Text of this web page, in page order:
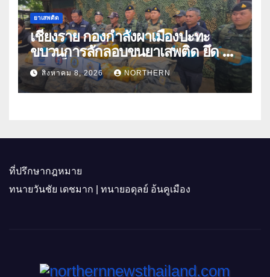
ยาเสพติด
เชียงราย กองกำลังผาเมืองปะทะ
ขบวนการลักลอบขนยาเสพติด ยึด 2
ล้านเม็ด
สิงหาคม 8, 2026 NORTHERN
ที่ปรึกษากฎหมาย
ทนายวันชัย เดชมาก | ทนายอดุลย์ อ้นคูเมือง